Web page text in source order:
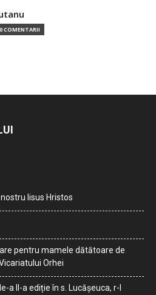
0 COMENTARII
Iisus Hristos
pentru mamele dătătoare de
Orhei
a II-a ediție în s. Lucășeuca, r-l